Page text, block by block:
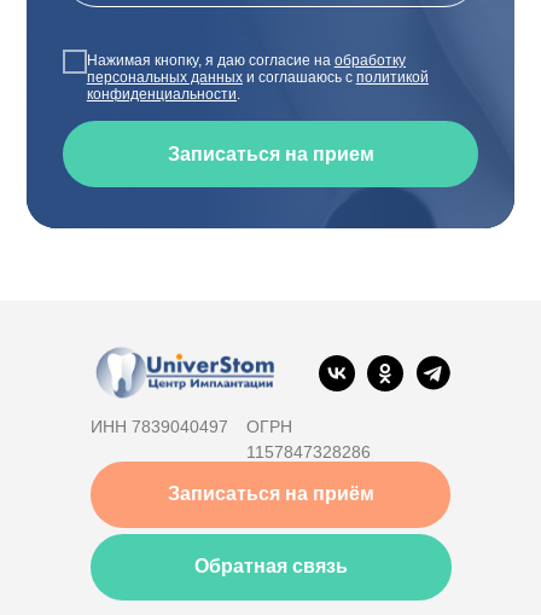
Нажимая кнопку, я даю согласие на обработку
персональных данныхи соглашаюсь с политикой
конфиденциальности.
Записаться на прием
ИНН 7839040497
ОГРН
1157847328286
Записаться на приём
Обратная связь